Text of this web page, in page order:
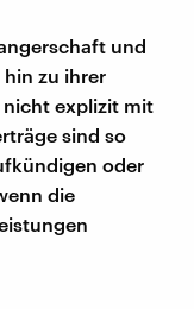
und
zu ihrer
nicht explizit mit
sind so
oder
die